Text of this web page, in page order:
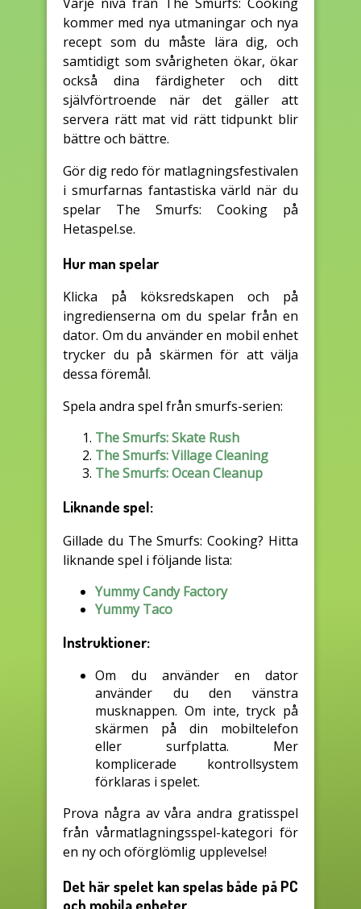
kommer med nya utmaningar och nya
recept som du måste lära dig, och
samtidigt som svårigheten ökar, ökar
också dina färdigheter och ditt
självförtroende när det gäller att
servera rätt mat vid rätt tidpunkt blir
bättre och bättre.
Gör dig redo för matlagningsfestivalen
i smurfarnas fantastiska värld när du
spelar The Smurfs: Cooking på
Hetaspel.se.
Hur man spelar
Klicka på köksredskapen och på
ingredienserna om du spelar från en
dator. Om du använder en mobil enhet
trycker du på skärmen för att välja
dessa föremål.
Spela andra spel från smurfs-serien:
The Smurfs: Skate Rush
The Smurfs: Village Cleaning
The Smurfs: Ocean Cleanup
Liknande spel:
Gillade du The Smurfs: Cooking? Hitta
liknande spel i följande lista:
Yummy Candy Factory
Yummy Taco
Instruktioner:
Om du använder en dator
använder du den vänstra
musknappen. Om inte, tryck på
skärmen på din mobiltelefon
eller surfplatta. Mer
komplicerade kontrollsystem
förklaras i spelet.
Prova några av våra andra gratisspel
från vårmatlagningsspel-kategori för
en ny och oförglömlig upplevelse!
Det här spelet kan spelas både på PC
och mobila enheter.